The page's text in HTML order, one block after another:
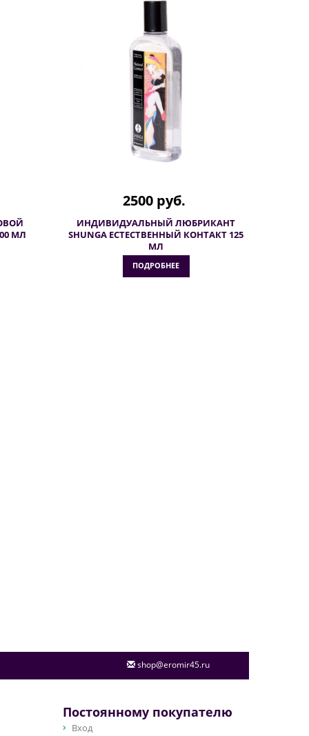
МЛ
2500 руб.
ИНДИВИДУАЛЬНЫЙ ЛЮБРИКАНТ
SHUNGA ЕСТЕСТВЕННЫЙ КОНТАКТ 125
МЛ
ПОДРОБНЕЕ
shop@eromir45.ru
Постоянному покупателю
Вход